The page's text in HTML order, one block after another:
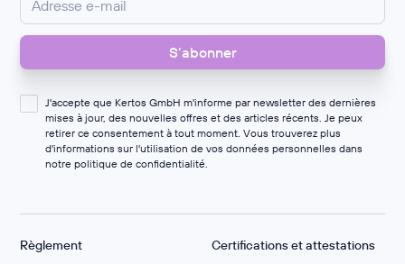
J'accepte que Kertos GmbH m'informe par newsletter des dernières
mises à jour, des nouvelles offres et des articles récents. Je peux
retirer ce consentement à tout moment. Vous trouverez plus
d'informations sur l'utilisation de vos données personnelles dans
notre politique de confidentialité.
Règlement Certifications et attestations